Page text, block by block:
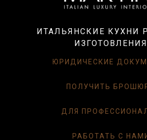
ИТАЛЬЯНСКИЕ КУХНИ
ИЗГОТОВЛЕНИЯ
ЮРИДИЧЕСКИЕ
ПОЛУЧИТЬ
ДЛЯ
РАБОТАТЬ С